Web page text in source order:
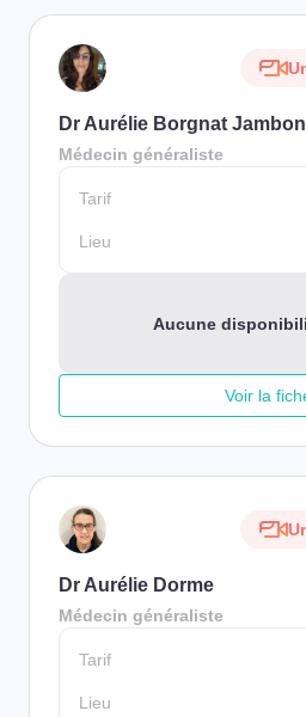
Dr Aurélie Borgnat Jambon
Médecin généraliste
Tarif
Lieu
Aucune
Voir la
Dr Aurélie Dorme
Médecin généraliste
Tarif
Lieu